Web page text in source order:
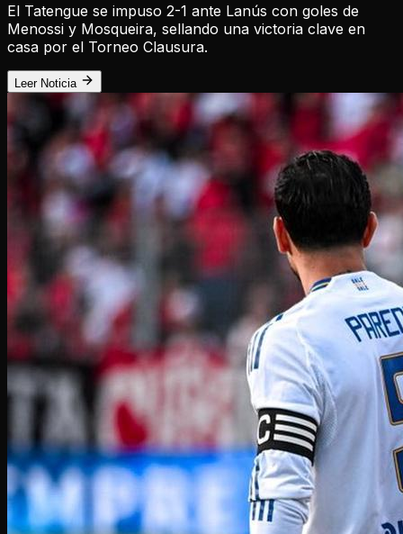
El Tatengue se impuso 2-1 ante Lanús con goles de
Menossi y Mosqueira, sellando una victoria clave en
casa por el Torneo Clausura.
Leer Noticia